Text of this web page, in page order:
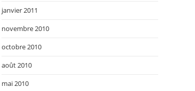
janvier 2011
novembre 2010
octobre 2010
août 2010
mai 2010